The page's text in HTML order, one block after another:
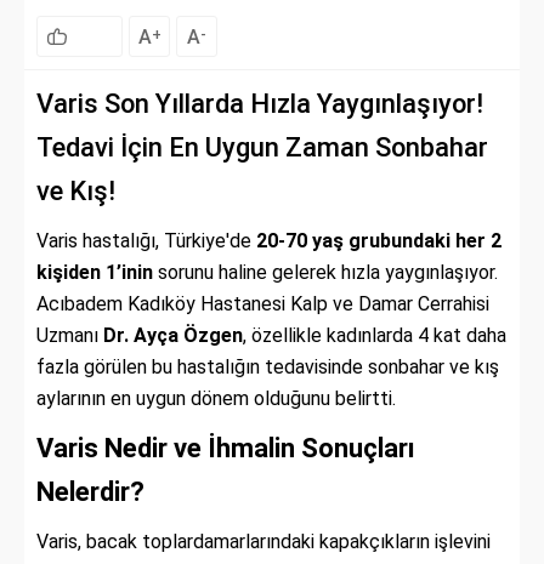
A+ A-
Varis Son Yıllarda Hızla Yaygınlaşıyor!
Tedavi İçin En Uygun Zaman Sonbahar
ve Kış!
Varis hastalığı, Türkiye'de 20-70 yaş grubundaki her 2
kişiden 1’inin sorunu haline gelerek hızla yaygınlaşıyor.
Acıbadem Kadıköy Hastanesi Kalp ve Damar Cerrahisi
Uzmanı Dr. Ayça Özgen, özellikle kadınlarda 4 kat daha
fazla görülen bu hastalığın tedavisinde sonbahar ve kış
aylarının en uygun dönem olduğunu belirtti.
Varis Nedir ve İhmalin Sonuçları
Nelerdir?
Varis, bacak toplardamarlarındaki kapakçıkların işlevini